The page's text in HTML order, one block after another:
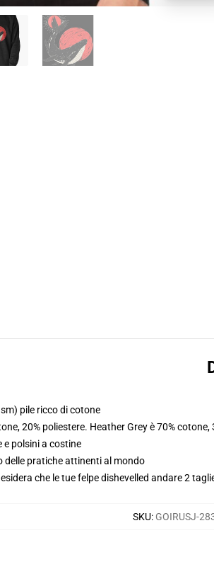
pile ricco di cotone
20% poliestere. Heather Grey è 70%
e polsini a costine
delle pratiche attinenti al mondo
che le tue felpe dishevelled andare 2
SKU: GOIRUSJ-